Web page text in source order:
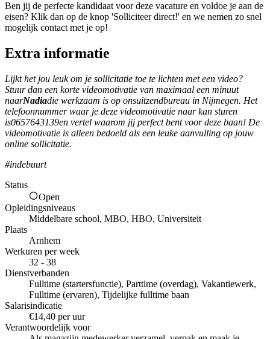
Ben jij de perfecte kandidaat voor deze vacature en voldoe je aan de
eisen? Klik dan op de knop 'Solliciteer direct!' en we nemen zo snel
mogelijk contact met je op!
Extra informatie
Lijkt het jou leuk om je sollicitatie toe te lichten met een video?
Stuur dan een korte videomotivatie van maximaal een minuut
naarNadiadie werkzaam is op onsuitzendbureau in Nijmegen. Het
telefoonnummer waar je deze videomotivatie naar kan sturen
is0657643139en vertel waarom jij perfect bent voor deze baan! De
videomotivatie is alleen bedoeld als een leuke aanvulling op jouw
online sollicitatie.
#indebuurt
Status
Open
Opleidingsniveaus
Middelbare school, MBO, HBO, Universiteit
Plaats
Arnhem
Werkuren per week
32 - 38
Dienstverbanden
Fulltime (startersfunctie), Parttime (overdag), Vakantiewerk,
Fulltime (ervaren), Tijdelijke fulltime baan
Salarisindicatie
€14,40 per uur
Verantwoordelijk voor